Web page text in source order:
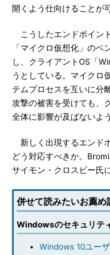
開くよう仕向けることが
こうしたエンドポイン
「マイクロ仮想化」の
し、クライアントOS「
うとしている。マイクロ
テムプロセスを互いに分
攻撃の被害を受けても、
全体に影響が及ばないよ
新しく出現するエンド
どう対応すべきか。
サイモン・クロスビー氏
併せて読みたいお薦め
Windowsのセキュリテ
Windows 10ユー